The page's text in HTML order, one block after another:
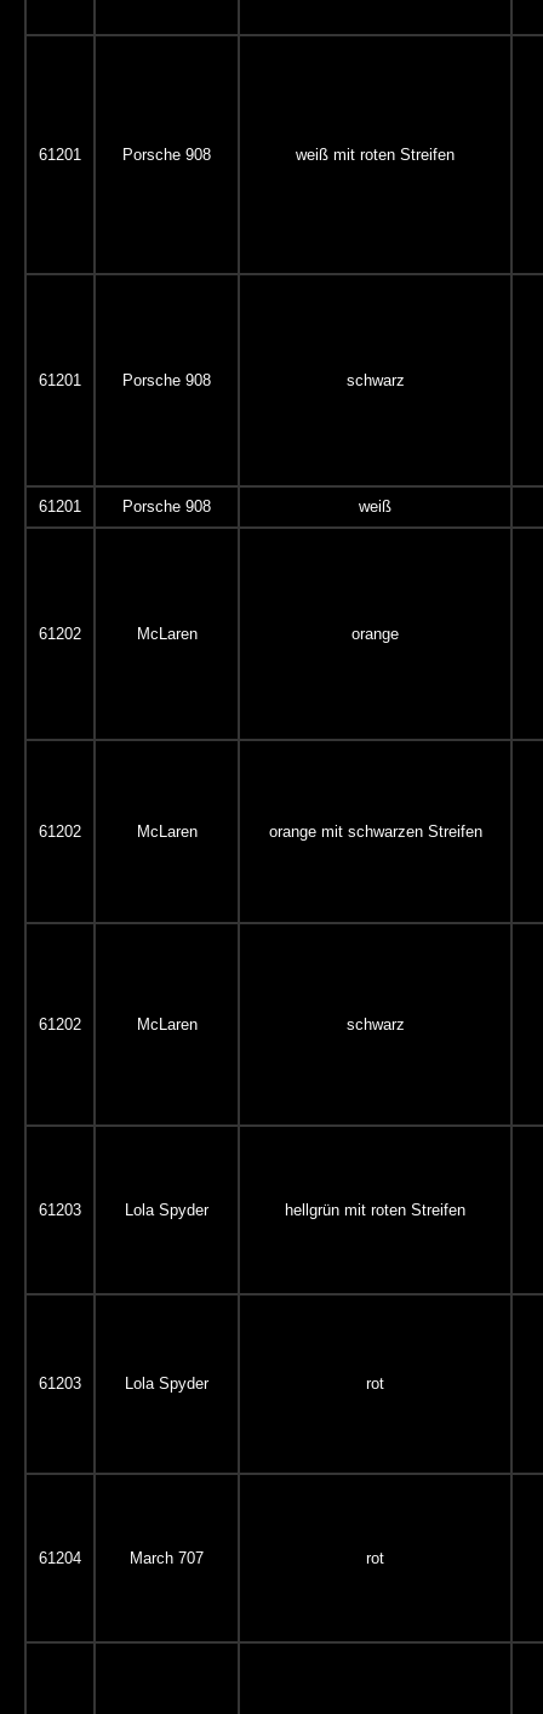
61201 Porsche 908 weiß mit roten Streifen
61201 Porsche 908 schwarz
61201 Porsche 908 weiß
61202 McLaren orange
61202 McLaren orange mit schwarzen Streifen
61202 McLaren schwarz
61203 Lola Spyder hellgrün mit roten Streifen
61203 Lola Spyder rot
61204 March 707 rot